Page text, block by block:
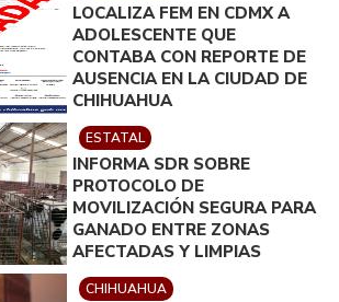
LOCALIZA FEM EN CDMX A
ADOLESCENTE QUE
CONTABA CON REPORTE DE
AUSENCIA EN LA CIUDAD DE
CHIHUAHUA
ESTATAL
INFORMA SDR SOBRE
PROTOCOLO DE
MOVILIZACIÓN SEGURA PARA
GANADO ENTRE ZONAS
AFECTADAS Y LIMPIAS
CHIHUAHUA